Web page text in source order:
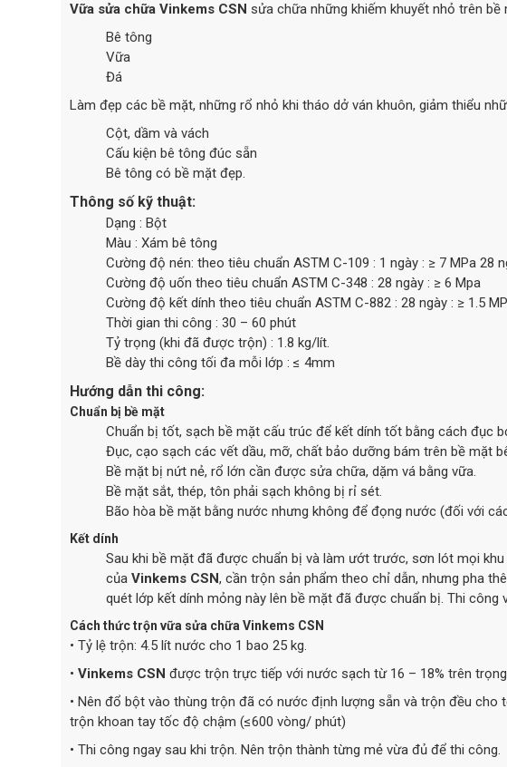
Vữa sửa chữa Vinkems CSN sửa chữa những khiếm khuyết nhỏ trên bề
Bê tông
Vữa
Đá
Làm đẹp các bề mặt, những rổ nhỏ khi tháo dở ván khuôn, giảm thiểu
Cột, dầm và vách
Cấu kiện bê tông đúc sẵn
Bê tông có bề mặt đẹp.
Thông số kỹ thuật:
Dạng : Bột
Màu : Xám bê tông
Cường độ nén: theo tiêu chuẩn ASTM C-109 : 1 ngày : ≥ 7 MPa 28
Cường độ uốn theo tiêu chuẩn ASTM C-348 : 28 ngày : ≥ 6 Mpa
Cường độ kết dính theo tiêu chuẩn ASTM C-882 : 28 ngày : ≥ 1.5
Thời gian thi công : 30 – 60 phút
Tỷ trọng (khi đã được trộn) : 1.8 kg/lít.
Bề dày thi công tối đa mỗi lớp : ≤ 4mm
Hướng dẫn thi công:
Chuẩn bị bề mặt
Chuẩn bị tốt, sạch bề mặt cấu trúc để kết dính tốt bằng cách đục
Đục, cạo sạch các vết dầu, mỡ, chất bảo dưỡng bám trên bề mặt
Bề mặt bị nứt nẻ, rổ lớn cần được sửa chữa, dặm vá bằng vữa.
Bề mặt sắt, thép, tôn phải sạch không bị rỉ sét.
Bão hòa bề mặt bằng nước nhưng không để đọng nước (đối với
Kết dính
Sau khi bề mặt đã được chuẩn bị và làm ướt trước, sơn lót mọi
của Vinkems CSN, cần trộn sản phẩm theo chỉ dẫn, nhưng pha
quét lớp kết dính mỏng này lên bề mặt đã được chuẩn bị. Thi công
Cách thức trộn vữa sửa chữa Vinkems CSN
• Tỷ lệ trộn: 4.5 lít nước cho 1 bao 25 kg.
• Vinkems CSN được trộn trực tiếp với nước sạch từ 16 – 18% trên
• Nên đổ bột vào thùng trộn đã có nước định lượng sẵn và trộn đều
trộn khoan tay tốc độ chậm (≤600 vòng/ phút)
• Thi công ngay sau khi trộn. Nên trộn thành từng mẻ vừa đủ để thi công.